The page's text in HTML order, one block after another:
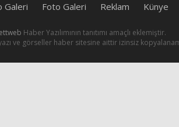
Galeri Foto Galeri Reklam Künye
Haber Yazılımının tanıtımı amaçlı eklemiştir.
ve görseller haber sitesine aittir izinsiz